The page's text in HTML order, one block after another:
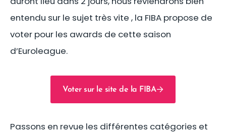
entendu sur le sujet très vite , la FIBA propose de
voter pour les awards de cette saison
d’Euroleague.
Voter sur le site de la FIBA
Passons en revue les différentes catégories et